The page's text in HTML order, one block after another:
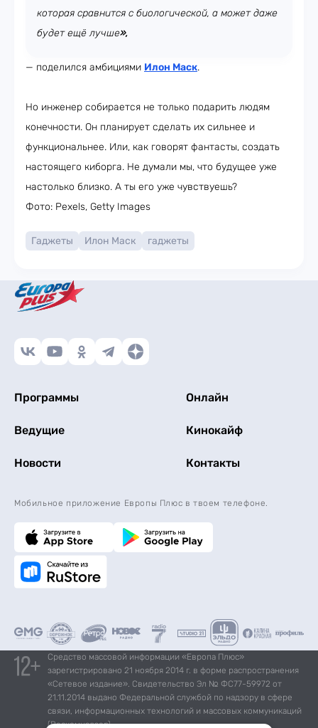
которая сравнится с биологической, а может даже
будет ещё лучше»,
— поделился амбициями Илон Маск.
Но инженер собирается не только подарить людям
конечности. Он планирует сделать их сильнее и
функциональнее. Или, как говорят фантасты, создать
настоящего киборга. Не думали мы, что будущее уже
настолько близко. А ты его уже чувствуешь?
Фото: Pexels, Getty Images
Гаджеты Илон Маск гаджеты
Программы Онлайн
Ведущие Кинокайф
Новости Контакты
Мобильное приложение Европы Плюс в твоем телефоне.
Средство массовой информации «Европа Плюс»
зарегистрировано 21 ноября 2014 г. в форме распространения
«Сетевое издание». Свидетельство Эл № ФС77-59972 от
21.11.2014 выдано Федеральной службой по надзору в сфере
связи, информационных технологий и массовых коммуникаций
(Роскомнадзор).